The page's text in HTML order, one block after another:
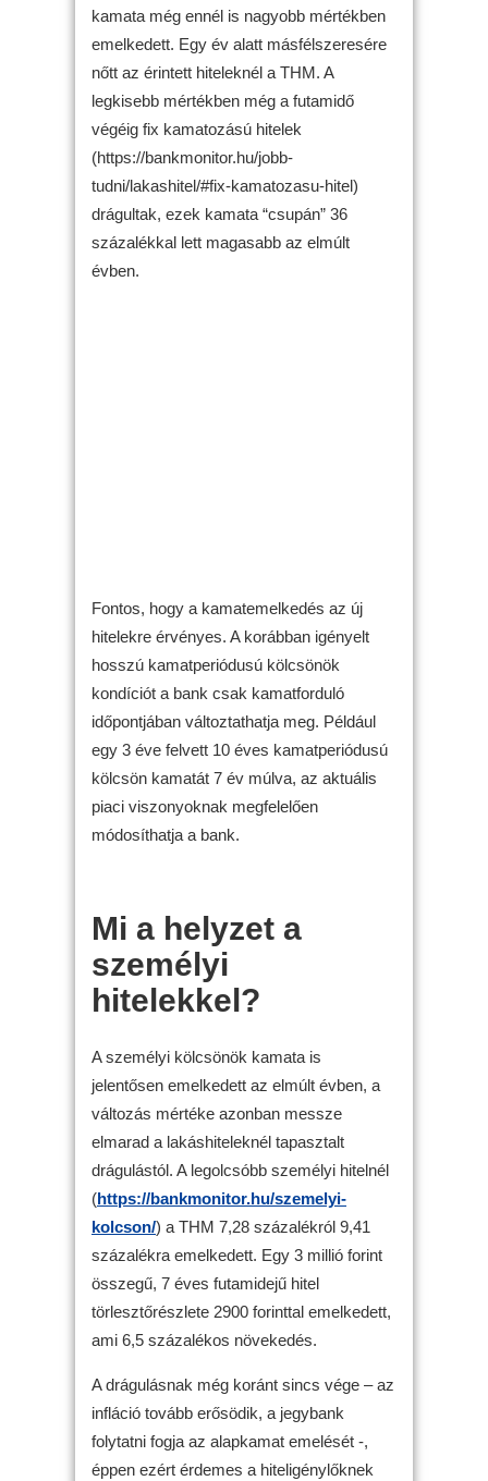
kamata még ennél is nagyobb mértékben
emelkedett. Egy év alatt másfélszeresére
nőtt az érintett hiteleknél a THM. A
legkisebb mértékben még a futamidő
végéig fix kamatozású hitelek
(https://bankmonitor.hu/jobb-
tudni/lakashitel/#fix-kamatozasu-hitel)
drágultak, ezek kamata “csupán” 36
százalékkal lett magasabb az elmúlt
évben.
Fontos, hogy a kamatemelkedés az új
hitelekre érvényes. A korábban igényelt
hosszú kamatperiódusú kölcsönök
kondíciót a bank csak kamatforduló
időpontjában változtathatja meg. Például
egy 3 éve felvett 10 éves kamatperiódusú
kölcsön kamatát 7 év múlva, az aktuális
piaci viszonyoknak megfelelően
módosíthatja a bank.
Mi a helyzet a
személyi
hitelekkel?
A személyi kölcsönök kamata is
jelentősen emelkedett az elmúlt évben, a
változás mértéke azonban messze
elmarad a lakáshiteleknél tapasztalt
drágulástól. A legolcsóbb személyi hitelnél
(https://bankmonitor.hu/szemelyi-
kolcson/) a THM 7,28 százalékról 9,41
százalékra emelkedett. Egy 3 millió forint
összegű, 7 éves futamidejű hitel
törlesztőrészlete 2900 forinttal emelkedett,
ami 6,5 százalékos növekedés.
A drágulásnak még koránt sincs vége – az
infláció tovább erősödik, a jegybank
folytatni fogja az alapkamat emelését -,
éppen ezért érdemes a hiteligénylőknek